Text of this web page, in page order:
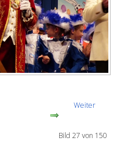
Weiter
Bild 27 von 150